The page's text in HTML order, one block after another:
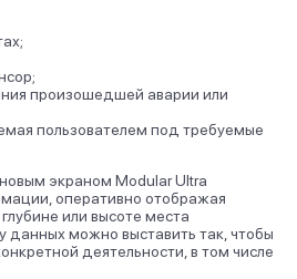
произошедшей аварии или
пользователем под требуемые
экраном Modular Ultra
оперативно отображая
или высоте места
данных можно выставить так, чтобы
деятельности, в том числе